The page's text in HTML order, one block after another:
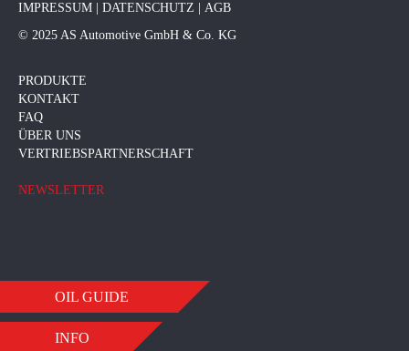
IMPRESSUM DATENSCHUTZ
AGB
© 2025 AS Automotive GmbH & Co. KG
PRODUKTE
KONTAKT
FAQ
ÜBER UNS
VERTRIEBSPARTNERSCHAFT
NEWSLETTER
OIL GUIDE
INFO